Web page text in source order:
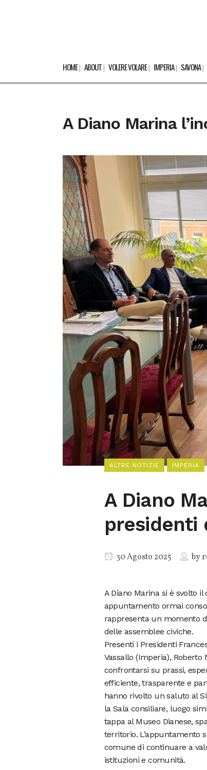
HOME ABOUT VOLERE VOLARE IMPERIA SAVONA
A Diano Marina
ALTRE NOTIZIE IMPERIA
A Diano
presidenti
30 Agosto 2025 by
A Diano Marina si è svolto
appuntamento ormai
rappresenta un momento
delle assemblee civiche.
Presenti i Presidenti
Vassallo (Imperia), Roberto
confrontarsi su prassi,
efficiente, trasparente e
hanno rivolto un saluto al
la Sala consiliare, luogo
tappa al Museo Dianese,
territorio. L’appuntamento
comune di continuare a
istituzioni e comunità.